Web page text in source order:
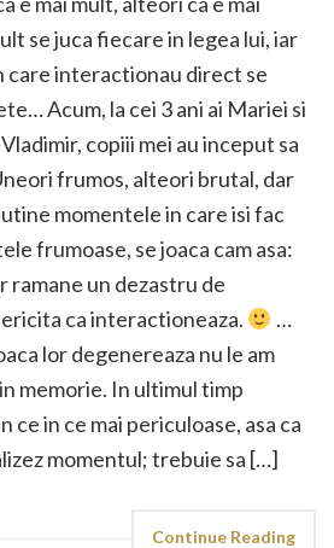
se juca fiecare in legea lui, iar
care interactionau direct se
Acum, la cei 3 ani ai Mariei si
copiii mei au inceput sa
frumos, alteori brutal, dar
momentele in care isi fac
frumoase, se joaca cam asa:
ramane un dezastru de
ca interactioneaza.
…
lor degenereaza nu le am
memorie. In ultimul timp
ce in ce mai periculoase, asa ca
momentul; trebuie sa […]
Continue Reading